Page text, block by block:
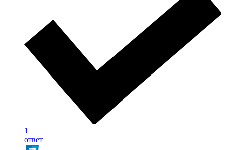
1
ответ